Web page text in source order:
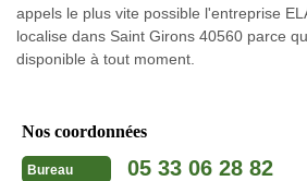
appels le plus vite possible l'entreprise
localise dans Saint Girons 40560 parce
disponible à tout moment.
Nos coordonnées
Bureau 05 33 06 28 82